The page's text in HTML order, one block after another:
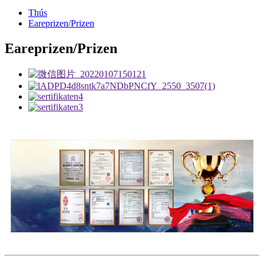
Thús
Eareprizen/Prizen
Eareprizen/Prizen